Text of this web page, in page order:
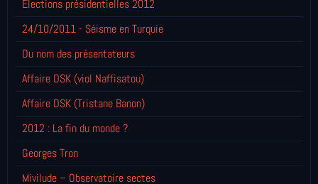
Elections présidentielles 2012
24/10/2011 - Séisme en Turquie
Du nom des présentateurs
Affaire DSK (viol Naffisatou)
Affaire DSK (Tristane Banon)
2012 : La fin du monde ?
Georges Tron
Mivilude – Observatoire sectes